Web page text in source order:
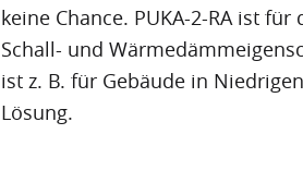
keine Chance. PUKA-2-RA ist
Schall- und
ist z. B. für Gebäude in
Lösung.